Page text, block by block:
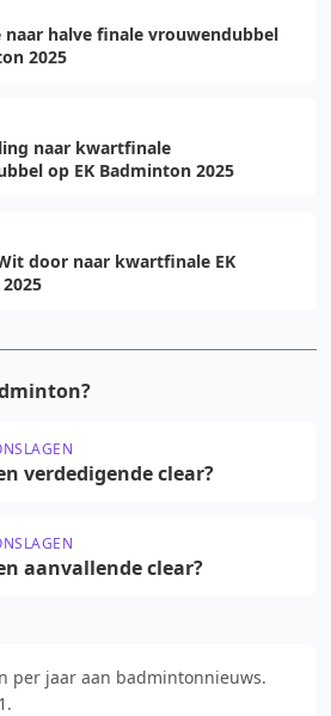
naar halve finale vrouwendubbel
2025
naar kwartfinale
op EK Badminton 2025
door naar kwartfinale EK
verdedigende clear?
aanvallende clear?
per jaar aan badmintonnieuws.